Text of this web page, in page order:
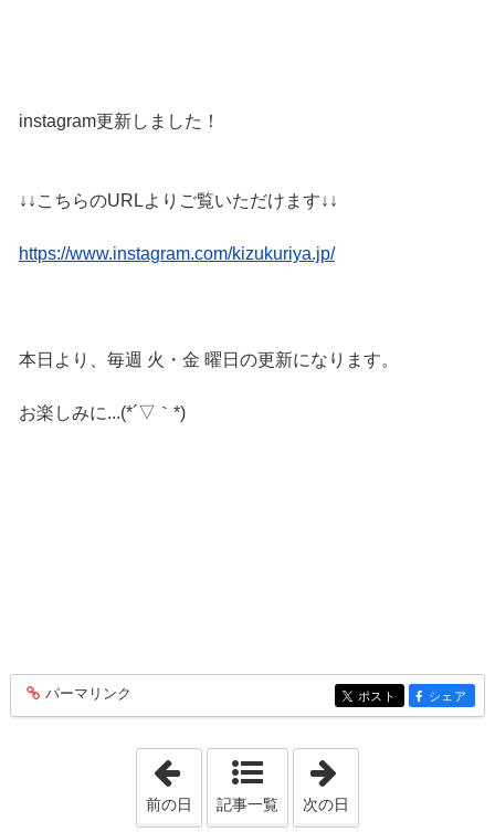
instagram更新しました！
↓↓こちらのURLよりご覧いただけます↓↓
https://www.instagram.com/kizukuriya.jp/
本日より、毎週 火・金 曜日の更新になります。
お楽しみに...(*´▽｀*)
entry182
パーマリンク entry182
ポスト entry182
シェア
「2026年1月29日」
前の日 記事一覧 次の日